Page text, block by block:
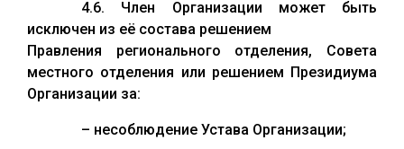
4.6. Член Организации может быть
исключен из её состава решением
Правления регионального отделения, Совета
местного отделения или решением Президиума
Организации за:
– несоблюдение Устава Организации;